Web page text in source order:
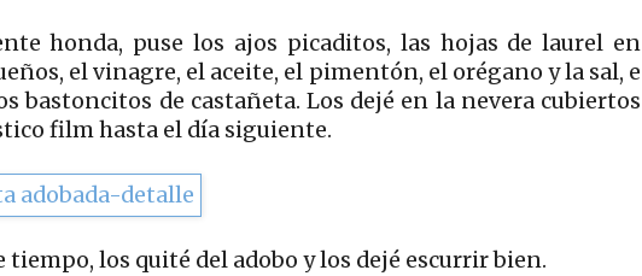
honda, puse los ajos picaditos, las hojas de laurel en
el vinagre, el aceite, el pimentón, el orégano y la sal, e
bastoncitos de castañeta. Los dejé en la nevera cubiertos
film hasta el día siguiente.
tiempo, los quité del adobo y los dejé escurrir bien.